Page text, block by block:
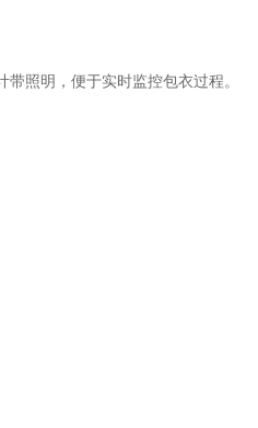
照明，便于实时监控包衣过程。